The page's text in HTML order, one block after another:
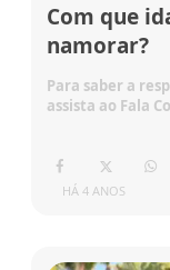
Com que
namorar?
Para saber a
assista ao Fala
HÁ 4 ANOS